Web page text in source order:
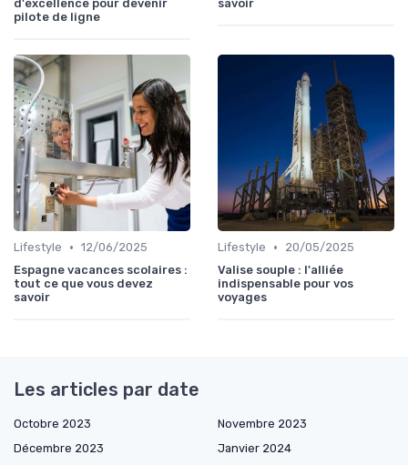
d'excellence pour devenir
pilote de ligne
savoir
Lifestyle • 12/06/2025
Espagne vacances scolaires :
tout ce que vous devez
savoir
Lifestyle •
20/05/2025
Valise souple : l'alliée
indispensable pour vos
voyages
Les articles par date
Octobre 2023
Novembre 2023
Décembre 2023
Janvier 2024